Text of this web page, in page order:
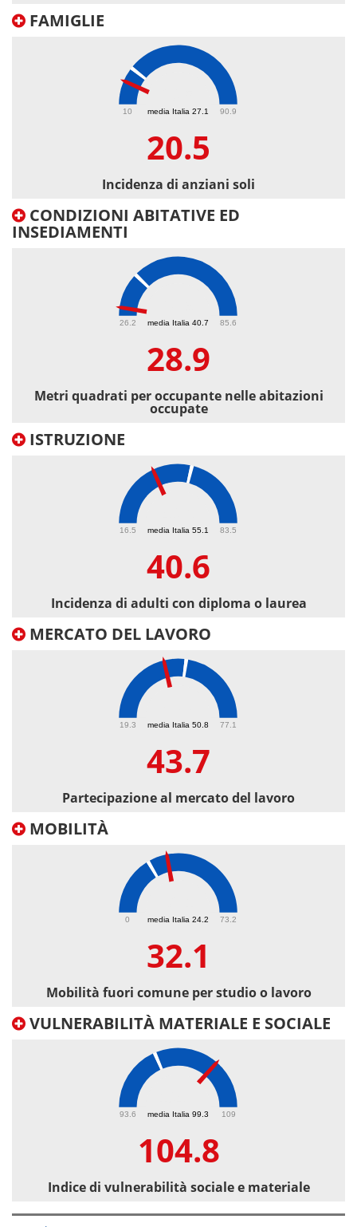
FAMIGLIE
media Italia 27.1
10 90.9
20.5
Incidenza di anziani soli
CONDIZIONI ABITATIVE ED
INSEDIAMENTI
media Italia 40.7
26.2 85.6
28.9
Metri quadrati per occupante nelle abitazioni
occupate
ISTRUZIONE
media Italia 55.1
16.5 83.5
40.6
Incidenza di adulti con diploma o laurea
MERCATO DEL LAVORO
media Italia 50.8
19.3 77.1
43.7
Partecipazione al mercato del lavoro
MOBILITÀ
media Italia 24.2
0 73.2
32.1
Mobilità fuori comune per studio o lavoro
VULNERABILITÀ MATERIALE E SOCIALE
media Italia 99.3
93.6 109
104.8
Indice di vulnerabilità sociale e materiale